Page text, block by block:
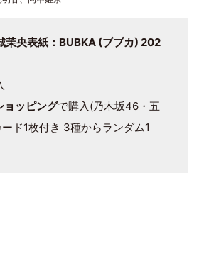
茉央表紙：BUBKA (ブブカ) 202
ョッピングで購入(乃木坂46・五
ド1枚付き 3種からランダム1